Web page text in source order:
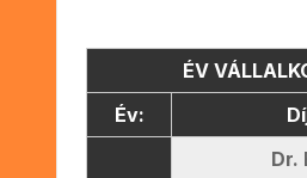
ÉV
Év:
Dr.